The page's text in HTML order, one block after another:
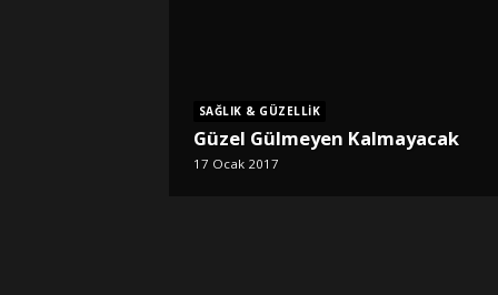
SAĞLIK & GÜZELLIK
Güzel Gülmeyen Kalmayacak
17 Ocak 2017